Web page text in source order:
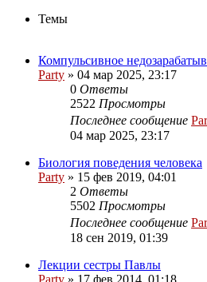
Темы
Компульсивное
Party » 04 мар 2025, 23:17
0 Ответы
2522 Просмотры
Последнее сообщение
04 мар 2025, 23:17
Биология поведения человека
Party » 15 фев 2019, 04:01
2 Ответы
5502 Просмотры
Последнее сообщение
18 сен 2019, 01:39
Лекции сестры Павлы